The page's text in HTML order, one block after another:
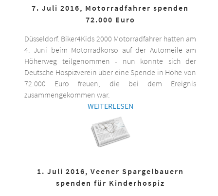
7. Juli 2016, Motorradfahrer spenden
72.000 Euro
Düsseldorf. Biker4Kids 2000 Motorradfahrer hatten am
4. Juni beim Motorradkorso auf der Automeile am
Höherweg teilgenommen - nun konnte sich der
Deutsche Hospizverein über eine Spende in Höhe von
72.000 Euro freuen, die bei dem Ereignis
zusammengekommen war.
WEITERLESEN
1. Juli 2016, Veener Spargelbauern
spenden für Kinderhospiz